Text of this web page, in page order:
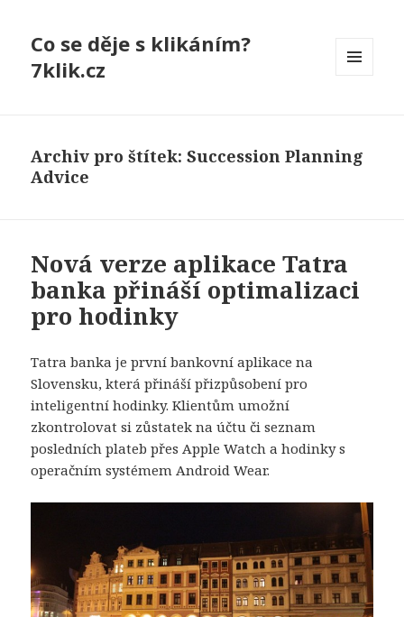
Co se děje s klikáním?
7klik.cz
Archiv pro štítek: Succession Planning
Advice
Nová verze aplikace Tatra
banka přináší optimalizaci
pro hodinky
Tatra banka je první bankovní aplikace na
Slovensku, která přináší přizpůsobení pro
inteligentní hodinky. Klientům umožní
zkontrolovat si zůstatek na účtu či seznam
posledních plateb přes Apple Watch a hodinky s
operačním systémem Android Wear.